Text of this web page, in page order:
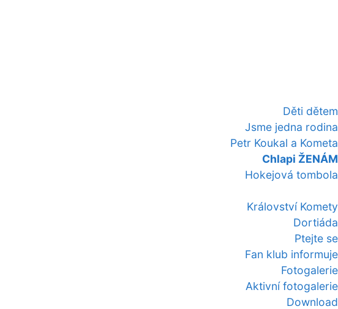
Děti dětem
Jsme jedna rodina
Petr Koukal a Kometa
Chlapi ŽENÁM
Hokejová tombola
Království Komety
Dortiáda
Ptejte se
Fan klub informuje
Fotogalerie
Aktivní fotogalerie
Download